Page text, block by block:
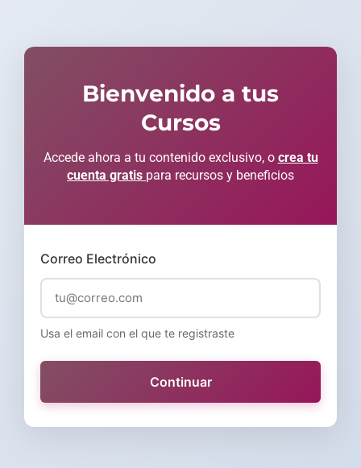
Bienvenido a tus
Cursos
Accede ahora a tu contenido exclusivo, o crea tu
cuenta gratis para recursos y beneficios
Correo Electrónico
Usa el email con el que te registraste
Continuar